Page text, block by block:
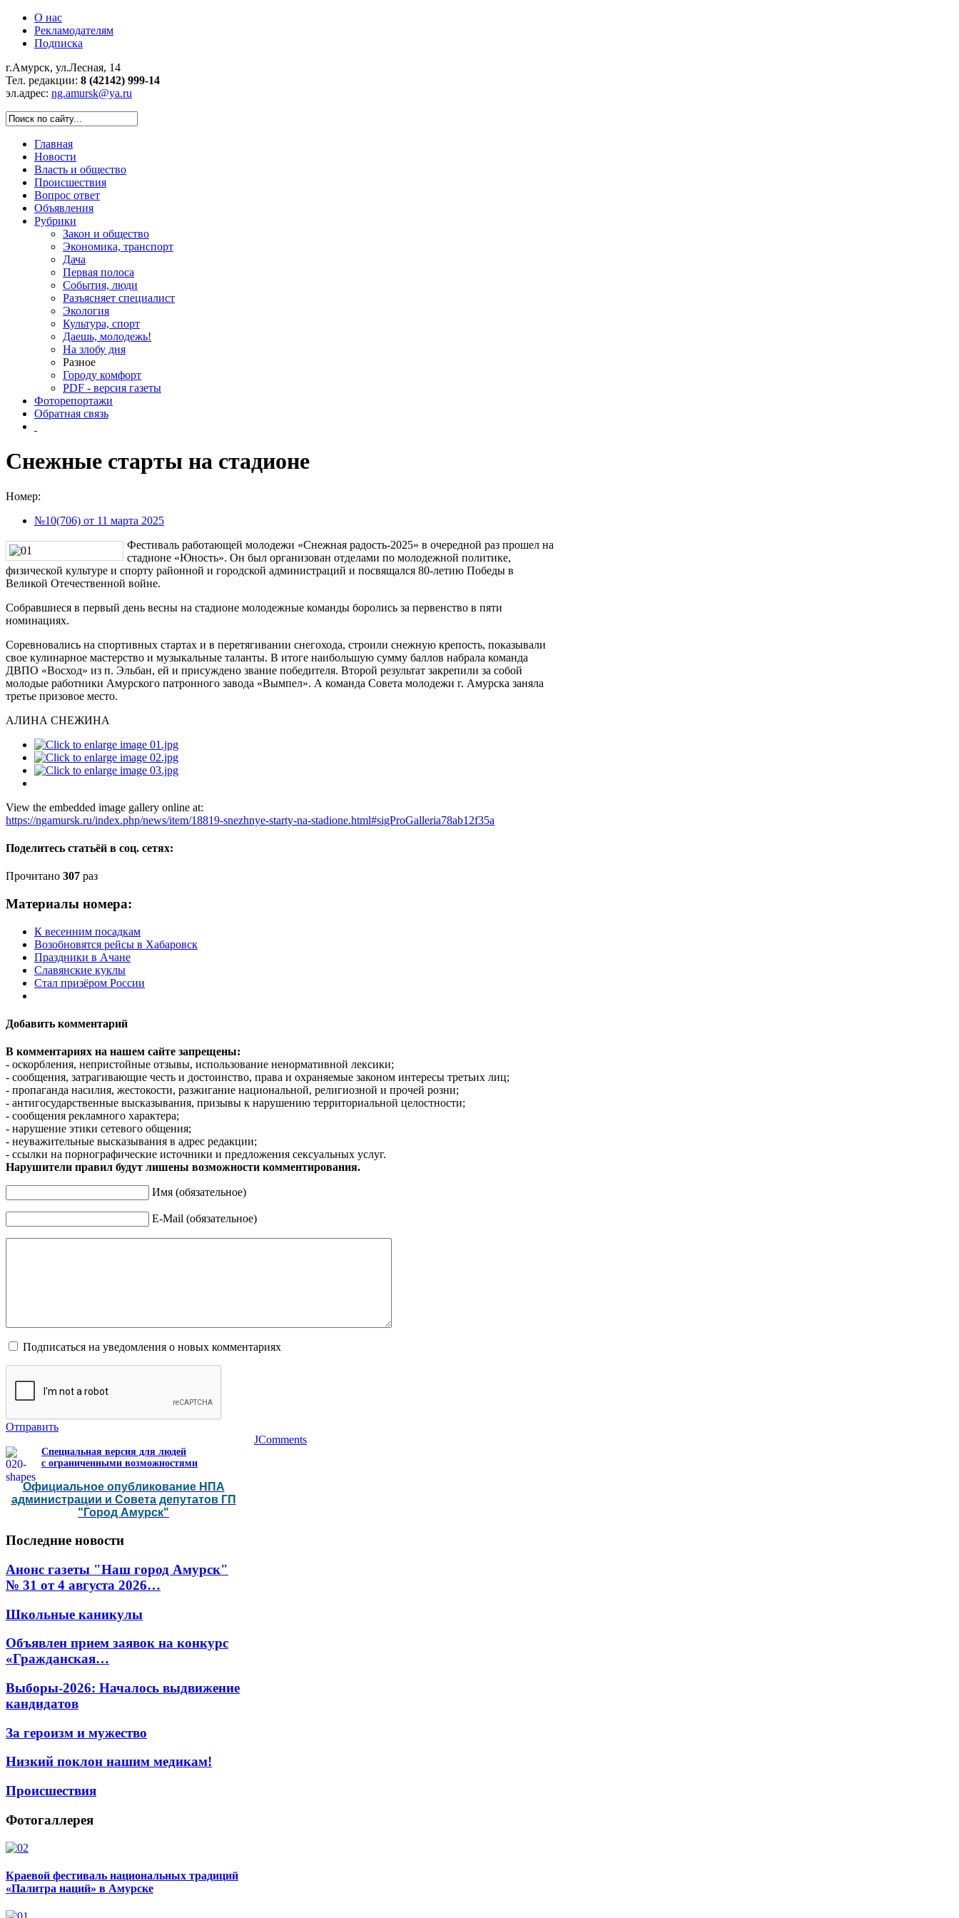
О нас
Рекламодателям
Подписка
г.Амурск, ул.Лесная, 14
Тел. редакции: 8 (42142) 999-14
эл.адрес: ng.amursk@ya.ru
Главная
Новости
Власть и общество
Происшествия
Вопрос ответ
Объявления
Рубрики
Закон и общество
Экономика, транспорт
Дача
Первая полоса
События, люди
Разъясняет специалист
Экология
Культура, спорт
Даешь, молодежь!
На злобу дня
Разное
Городу комфорт
PDF - версия газеты
Фоторепортажи
Обратная связь
Снежные старты на стадионе
Номер:
№10(706) от 11 марта 2025
Фестиваль работающей молодежи «Снежная радость-2025» в очередной раз прошел на
стадионе «Юность». Он был организован отделами по молодежной политике,
физической культуре и спорту районной и городской администраций и посвящался 80-летию Победы в
Великой Отечественной войне.
Собравшиеся в первый день весны на стадионе молодежные команды боролись за первенство в пяти
номинациях.
Соревновались на спортивных стартах и в перетягивании снегохода, строили снежную крепость, показывали
свое кулинарное мастерство и музыкальные таланты. В итоге наибольшую сумму баллов набрала команда
ДВПО «Восход» из п. Эльбан, ей и присуждено звание победителя. Второй результат закрепили за собой
молодые работники Амурского патронного завода «Вымпел». А команда Совета молодежи г. Амурска заняла
третье призовое место.
АЛИНА СНЕЖИНА
View the embedded image gallery online at:
https://ngamursk.ru/index.php/news/item/18819-snezhnye-starty-na-stadione.html#sigProGalleria78ab12f35a
Поделитесь статьёй в соц. сетях:
Прочитано 307 раз
Материалы номера:
К весенним посадкам
Возобновятся рейсы в Хабаровск
Праздники в Ачане
Славянские куклы
Стал призёром России
Добавить комментарий
В комментариях на нашем сайте запрещены:
- оскорбления, непристойные отзывы, использование ненормативной лексики;
- сообщения, затрагивающие честь и достоинство, права и охраняемые законом интересы третьих лиц;
- пропаганда насилия, жестокости, разжигание национальной, религиозной и прочей розни;
- антигосударственные высказывания, призывы к нарушению территориальной целостности;
- сообщения рекламного характера;
- нарушение этики сетевого общения;
- неуважительные высказывания в адрес редакции;
- ссылки на порнографические источники и предложения сексуальных услуг.
Нарушители правил будут лишены возможности комментирования.
Имя (обязательное)
E-Mail (обязательное)
Подписаться на уведомления о новых комментариях
Отправить
JComments
Специальная версия для людей
с ограниченными возможностями
Официальное опубликование НПА
администрации и Совета депутатов ГП
"Город Амурск"
Последние новости
Анонс газеты "Наш город Амурск"
№ 31 от 4 августа 2026…
Школьные каникулы
Объявлен прием заявок на конкурс
«Гражданская…
Выборы-2026: Началось выдвижение
кандидатов
За героизм и мужество
Низкий поклон нашим медикам!
Происшествия
Фотогаллерея
Краевой фестиваль национальных традиций
«Палитра наций» в Амурске